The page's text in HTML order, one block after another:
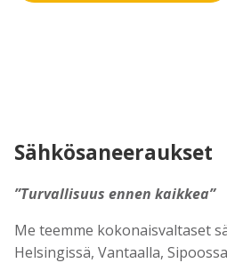
Sähkösaneeraukset
”Turvallisuus ennen kaikkea”
Me teemme kokonaisvaltaset
Helsingissä, Vantaalla,